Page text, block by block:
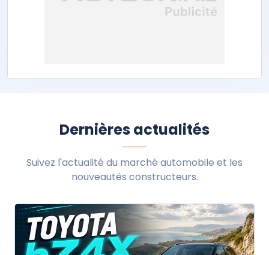
Dernières actualités
Suivez l'actualité du marché automobile et les
nouveautés constructeurs.